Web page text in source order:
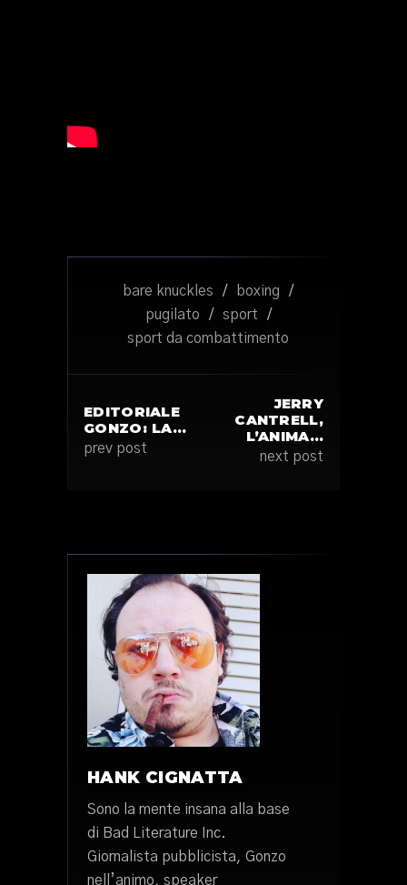
bare knuckles / boxing
/
pugilato
/ sport
/
sport da combattimento
EDITORIALE
GONZO: LA…
prev post
JERRY
CANTRELL,
L’ANIMA…
next post
HANK CIGNATTA
Sono la mente insana alla base
di Bad Literature Inc.
Giornalista pubblicista, Gonzo
nell’animo, speaker